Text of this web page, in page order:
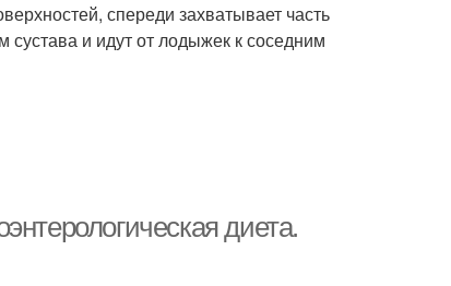
спереди захватывает часть
и идут от лодыжек к соседним
диета.